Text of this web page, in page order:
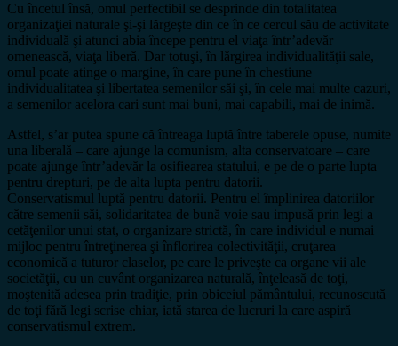
Cu încetul însă, omul perfectibil se desprinde din totalitatea
organizaţiei naturale şi-şi lărgeşte din ce în ce cercul său de activitate
individuală şi atunci abia începe pentru el viaţa într’adevăr
omenească, viaţa liberă. Dar totuşi, în lărgirea individualităţii sale,
omul poate atinge o margine, în care pune în chestiune
individualitatea şi libertatea semenilor săi şi, în cele mai multe cazuri,
a semenilor acelora cari sunt mai buni, mai capabili, mai de inimă.
Astfel, s’ar putea spune că întreaga luptă între taberele opuse, numite
una liberală – care ajunge la comunism, alta conservatoare – care
poate ajunge într’adevăr la osifiearea statului, e pe de o parte lupta
pentru drepturi, pe de alta lupta pentru datorii.
Conservatismul luptă pentru datorii. Pentru el împlinirea datoriilor
către semenii săi, solidaritatea de bună voie sau impusă prin legi a
cetăţenilor unui stat, o organizare strictă, în care individul e numai
mijloc pentru întreţinerea şi înflorirea colectivităţii, cruţarea
economică a tuturor claselor, pe care le priveşte ca organe vii ale
societăţii, cu un cuvânt organizarea naturală, înţeleasă de toţi,
moştenită adesea prin tradiţie, prin obiceiul pământului, recunoscută
de toţi fără legi scrise chiar, iată starea de lucruri la care aspiră
conservatismul extrem.